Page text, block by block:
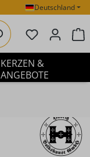
Deutschland
Du hast 0
KERZEN &
ANGEBOTE